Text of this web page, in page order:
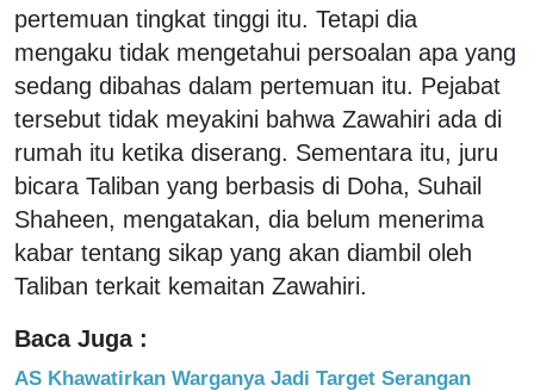
pertemuan tingkat tinggi itu. Tetapi dia
mengaku tidak mengetahui persoalan apa yang
sedang dibahas dalam pertemuan itu. Pejabat
tersebut tidak meyakini bahwa Zawahiri ada di
rumah itu ketika diserang. Sementara itu, juru
bicara Taliban yang berbasis di Doha, Suhail
Shaheen, mengatakan, dia belum menerima
kabar tentang sikap yang akan diambil oleh
Taliban terkait kemaitan Zawahiri.
Baca Juga :
AS Khawatirkan Warganya Jadi Target Serangan